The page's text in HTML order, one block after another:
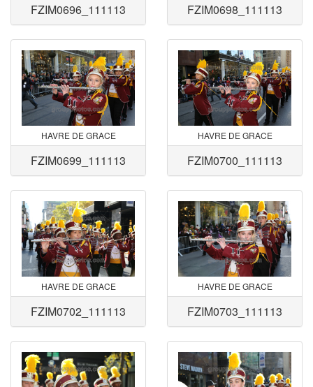
FZIM0696_111113 FZIM0698_111113
HAVRE DE GRACE
FZIM0699_111113
HAVRE DE GRACE
FZIM0700_111113
HAVRE DE GRACE
FZIM0702_111113
HAVRE DE GRACE
FZIM0703_111113